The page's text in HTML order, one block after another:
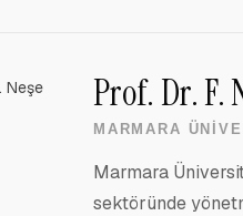
Prof. Dr. F.
MARMARA
Marmara
sektöründe